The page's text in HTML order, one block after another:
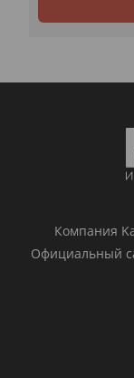
Компания
Официальный